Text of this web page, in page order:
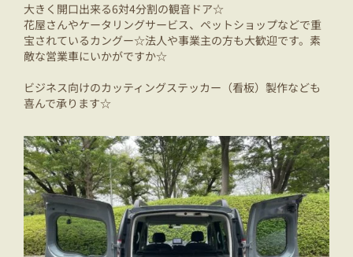
大きく開口出来る6対4分割の観音ドア☆
花屋さんやケータリングサービス、ペットショップなどで重
宝されているカングー☆法人や事業主の方も大歓迎です。素
敵な営業車にいかがですか☆
ビジネス向けのカッティングステッカー（看板）製作なども
喜んで承ります☆